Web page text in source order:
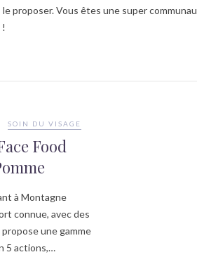
proposer. Vous êtes une super
SOIN DU VISAGE
Food
à Montagne
connue, avec des
propose une gamme
5 actions,…